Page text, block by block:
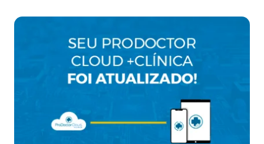
PRODOCTOR
CLOUD
+CORP